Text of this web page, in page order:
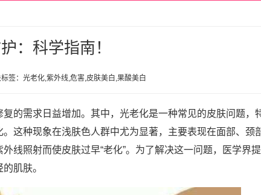
：科学指南！
：光老化,紫外线,危害,皮肤美白,果酸美白
的需求日益增加。其中，光老化是一种常见的皮肤问题，
这种现象在浅肤色人群中尤为显著，主要表现在面部、颈
线照射而使皮肤过早“老化”。为了解决这一问题，医学界
肌肤。